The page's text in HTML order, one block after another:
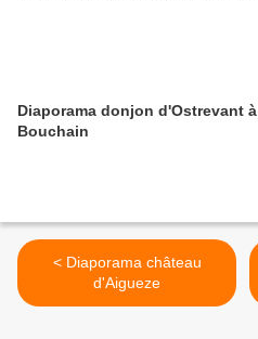
Diaporama donjon d'Ostrevant à
Bouchain
< Diaporama château
d'Aigueze